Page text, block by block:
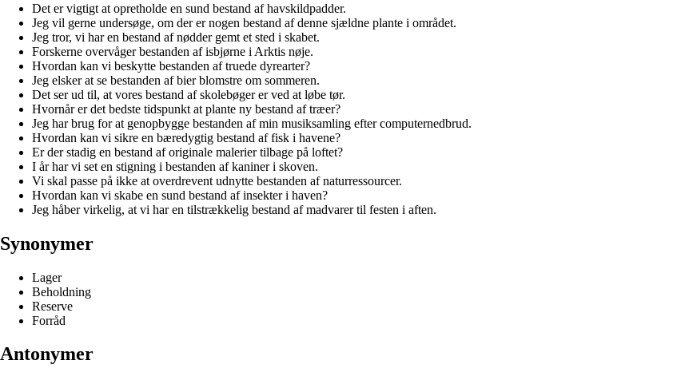
Det er vigtigt at opretholde en sund bestand af havskildpadder.
Jeg vil gerne undersøge, om der er nogen bestand af denne sjældne plante i området.
Jeg tror, vi har en bestand af nødder gemt et sted i skabet.
Forskerne overvåger bestanden af isbjørne i Arktis nøje.
Hvordan kan vi beskytte bestanden af truede dyrearter?
Jeg elsker at se bestanden af bier blomstre om sommeren.
Det ser ud til, at vores bestand af skolebøger er ved at løbe tør.
Hvornår er det bedste tidspunkt at plante ny bestand af træer?
Jeg har brug for at genopbygge bestanden af min musiksamling efter computernedbrud.
Hvordan kan vi sikre en bæredygtig bestand af fisk i havene?
Er der stadig en bestand af originale malerier tilbage på loftet?
I år har vi set en stigning i bestanden af kaniner i skoven.
Vi skal passe på ikke at overdrevent udnytte bestanden af naturressourcer.
Hvordan kan vi skabe en sund bestand af insekter i haven?
Jeg håber virkelig, at vi har en tilstrækkelig bestand af madvarer til festen i aften.
Synonymer
Lager
Beholdning
Reserve
Forråd
Antonymer